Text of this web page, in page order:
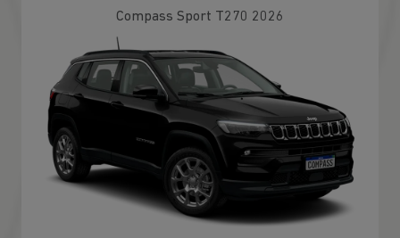
Compass Sport T270 2026